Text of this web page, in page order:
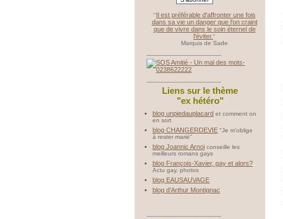
"Il est préférable d'affronter une fois
dans sa vie un danger que l'on craint
que de vivre dans le soin éternel de
l'éviter."
Marquis de Sade
Liens sur le thème
"ex hétéro"
blog unpiedauplacard et comment on
en sort
blog CHANGERDEVIE "Je m'oblige
à rester marié"
blog Joannic Arnoi conseille les
meilleurs romans gays
blog François-Xavier, gay et alors?
Actu gay, photos
blog EAUSAUVAGE
blog d'Arthur Montignac